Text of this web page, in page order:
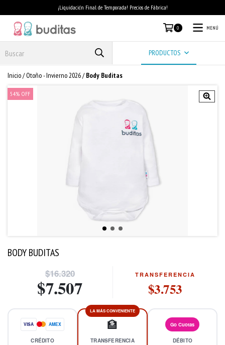
¡Liquidación Final de Temporada! Precios de Fábrica!
0 MENÚ
PRODUCTOS
Inicio/ Otoño - Invierno 2026/ Body Buditas
54% OFF
BODY BUDITAS
$16.320
$7.507
TRANSFERENCIA
$3.753
VISA AMEX
CRÉDITO
LA MÁS CONVENIENTE
🏦
TRANSFERENCIA
Go Cuotas
DÉBITO